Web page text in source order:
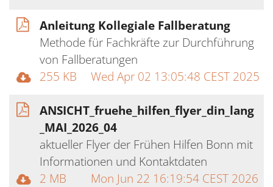
Anleitung Kollegiale Fallberatung
Methode für Fachkräfte zur Durchführung
von Fallberatungen
255 KB
Wed Apr 02 13:05:48 CEST 2025
ANSICHT_fruehe_hilfen_flyer_din_lang
_MAI_2026_04
aktueller Flyer der Frühen Hilfen Bonn mit
Informationen und Kontaktdaten
2 MB
Mon Jun 22 16:19:54 CEST 2026